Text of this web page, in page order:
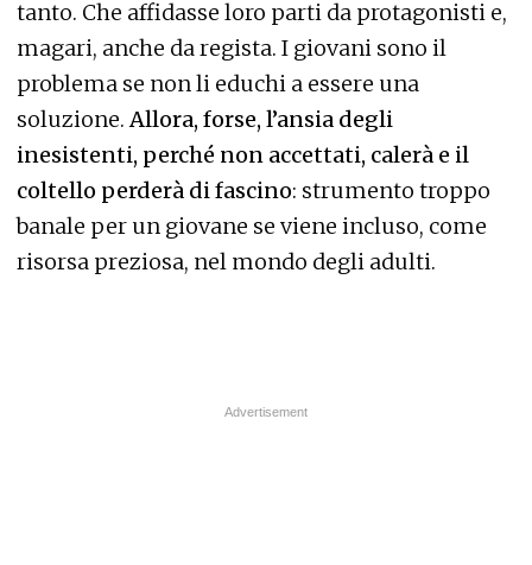
tanto. Che affidasse loro parti da protagonisti e,
magari, anche da regista. I giovani sono il
problema se non li educhi a essere una
soluzione. Allora, forse, l’ansia degli
inesistenti, perché non accettati, calerà e il
coltello perderà di fascino: strumento troppo
banale per un giovane se viene incluso, come
risorsa preziosa, nel mondo degli adulti.